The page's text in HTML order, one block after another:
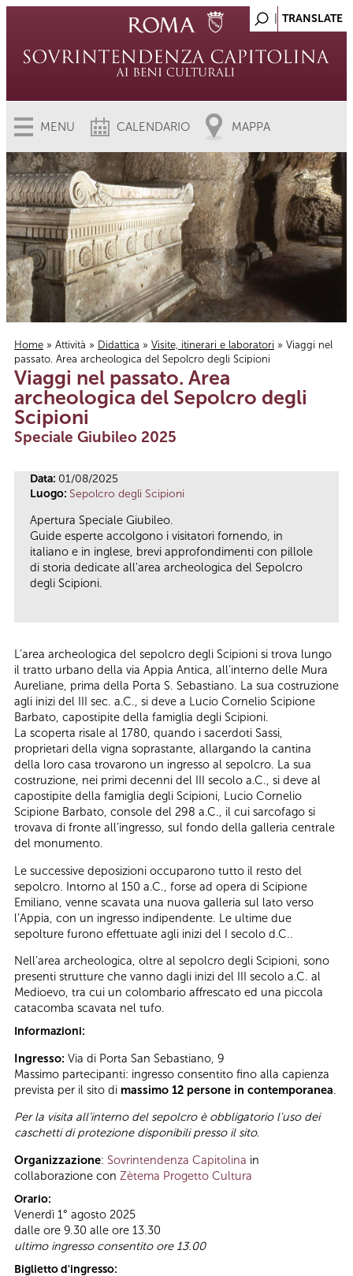
MENU CALENDARIO MAPPA
Tu sei qui
Home » Attività » Didattica » Visite, itinerari e laboratori » Viaggi nel
passato. Area archeologica del Sepolcro degli Scipioni
Viaggi nel passato. Area
archeologica del Sepolcro degli
Scipioni
Speciale Giubileo 2025
Data: 01/08/2025
Luogo: Sepolcro degli Scipioni
Apertura Speciale Giubileo.
Guide esperte accolgono i visitatori fornendo, in
italiano e in inglese, brevi approfondimenti con pillole
di storia dedicate all'area archeologica del Sepolcro
degli Scipioni.
L’area archeologica del sepolcro degli Scipioni si trova lungo
il tratto urbano della via Appia Antica, all’interno delle Mura
Aureliane, prima della Porta S. Sebastiano. La sua costruzione
agli inizi del III sec. a.C., si deve a Lucio Cornelio Scipione
Barbato, capostipite della famiglia degli Scipioni.
La scoperta risale al 1780, quando i sacerdoti Sassi,
proprietari della vigna soprastante, allargando la cantina
della loro casa trovarono un ingresso al sepolcro. La sua
costruzione, nei primi decenni del III secolo a.C., si deve al
capostipite della famiglia degli Scipioni, Lucio Cornelio
Scipione Barbato, console del 298 a.C., il cui sarcofago si
trovava di fronte all’ingresso, sul fondo della galleria centrale
del monumento.
Le successive deposizioni occuparono tutto il resto del
sepolcro. Intorno al 150 a.C., forse ad opera di Scipione
Emiliano, venne scavata una nuova galleria sul lato verso
l’Appia, con un ingresso indipendente. Le ultime due
sepolture furono effettuate agli inizi del I secolo d.C..
Nell’area archeologica, oltre al sepolcro degli Scipioni, sono
presenti strutture che vanno dagli inizi del III secolo a.C. al
Medioevo, tra cui un colombario affrescato ed una piccola
catacomba scavata nel tufo.
Informazioni:
Ingresso: Via di Porta San Sebastiano, 9
Massimo partecipanti: ingresso consentito fino alla capienza
prevista per il sito di massimo 12 persone in contemporanea.
Per la visita all’interno del sepolcro è obbligatorio l'uso dei
caschetti di protezione disponibili presso il sito.
Organizzazione: Sovrintendenza Capitolina in
collaborazione con Zètema Progetto Cultura
Orario:
Venerdì 1° agosto 2025
dalle ore 9.30 alle ore 13.30
ultimo ingresso consentito ore 13.00
Biglietto d'ingresso: